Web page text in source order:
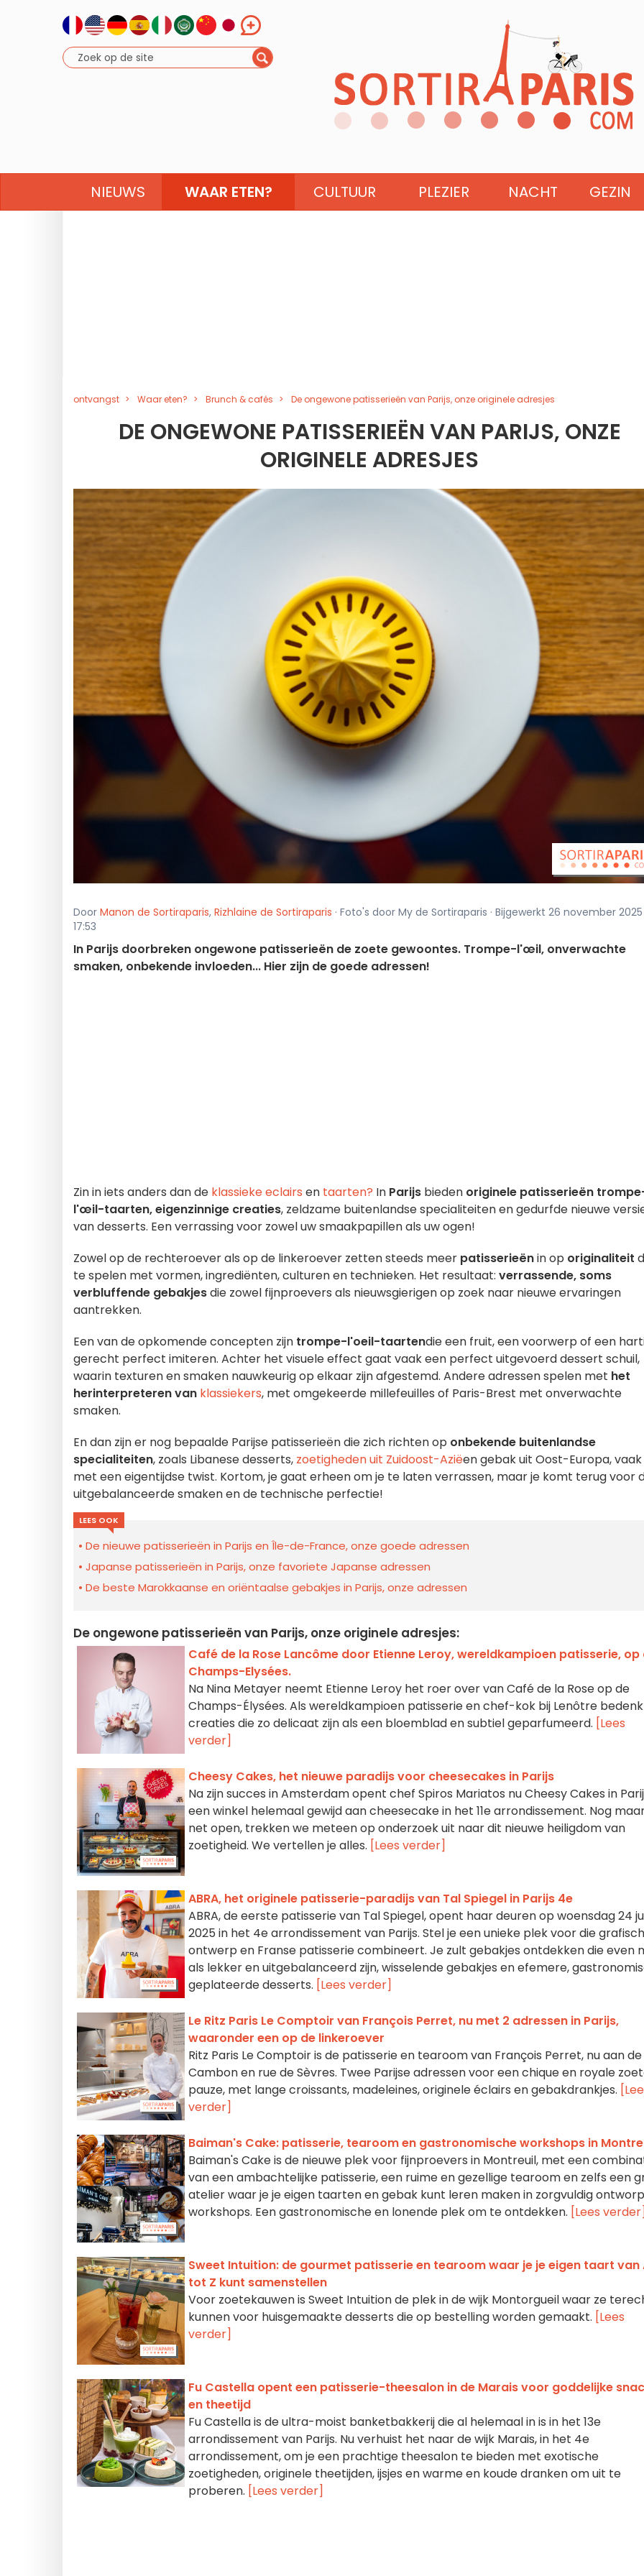
NIEUWS WAAR ETEN? CULTUUR PLEZIER NACHT GEZIN
ontvangst Waar eten? Brunch & cafés De ongewone patisserieën van Parijs, onze originele adresjes
DE ONGEWONE PATISSERIEËN VAN PARIJS, ONZE
ORIGINELE ADRESJES
Door Manon de Sortiraparis, Rizhlaine de Sortiraparis · Foto's door My de Sortiraparis · Bijgewerkt 26 november
17:53
In Parijs doorbreken ongewone patisserieën de zoete gewoontes. Trompe-l'œil, onverwachte
smaken, onbekende invloeden... Hier zijn de goede adressen!
Zin in iets anders dan de klassiekeeclairs en taarten? In Parijs bieden originele patisserieën
l'œil-taarten, eigenzinnige creaties, zeldzame buitenlandse specialiteiten en gedurfde nieuwe
van desserts. Een verrassing voor zowel uw smaakpapillen als uw ogen!
Zowel op de rechteroever als op de linkeroever zetten steeds meer patisserieënin op originaliteit
te spelen met vormen, ingrediënten, culturen en technieken. Het resultaat: verrassende, soms
verbluffende gebakjesdie zowel fijnproevers als nieuwsgierigen op zoek naar nieuwe ervaringen
aantrekken.
Een van de opkomende concepten zijn trompe-l'oeil-taartendie een fruit, een voorwerp of een
gerecht perfect imiteren. Achter het visuele effect gaat vaak een perfect uitgevoerd dessert schuil,
waarin texturen en smaken nauwkeurig op elkaar zijn afgestemd. Andere adressen spelen met het
herinterpreteren van klassiekers, met omgekeerde millefeuilles of Paris-Brest met onverwachte
smaken.
En dan zijn er nog bepaalde Parijse patisserieën die zich richten op onbekende buitenlandse
specialiteiten, zoals Libanese desserts, zoetigheden uit Zuidoost-Aziëen gebak uit Oost-Europa, vaak
met een eigentijdse twist. Kortom, je gaat erheen om je te laten verrassen, maar je komt terug voor
uitgebalanceerde smaken en de technische perfectie!
LEES OOK
De nieuwe patisserieën in Parijs en Île-de-France, onze goede adressen
Japanse patisserieën in Parijs, onze favoriete Japanse adressen
De beste Marokkaanse en oriëntaalse gebakjes in Parijs, onze adressen
De ongewone patisserieën van Parijs, onze originele adresjes:
Café de la Rose Lancôme door Etienne Leroy, wereldkampioen patisserie, op
Champs-Elysées.
Na Nina Metayer neemt Etienne Leroy het roer over van Café de la Rose op de
Champs-Élysées. Als wereldkampioen patisserie en chef-kok bij Lenôtre
creaties die zo delicaat zijn als een bloemblad en subtiel geparfumeerd. [Lees
verder]
Cheesy Cakes, het nieuwe paradijs voor cheesecakes in Parijs
Na zijn succes in Amsterdam opent chef Spiros Mariatos nu Cheesy Cakes in
een winkel helemaal gewijd aan cheesecake in het 11e arrondissement. Nog
net open, trekken we meteen op onderzoek uit naar dit nieuwe heiligdom van
zoetigheid. We vertellen je alles. [Lees verder]
ABRA, het originele patisserie-paradijs van Tal Spiegel in Parijs 4e
ABRA, de eerste patisserie van Tal Spiegel, opent haar deuren op woensdag 24
2025 in het 4e arrondissement van Parijs. Stel je een unieke plek voor die grafisch
ontwerp en Franse patisserie combineert. Je zult gebakjes ontdekken die even
als lekker en uitgebalanceerd zijn, wisselende gebakjes en efemere,
geplateerde desserts. [Lees verder]
Le Ritz Paris Le Comptoir van François Perret, nu met 2 adressen in Parijs,
waaronder een op de linkeroever
Ritz Paris Le Comptoir is de patisserie en tearoom van François Perret, nu aan
Cambon en rue de Sèvres. Twee Parijse adressen voor een chique en royale
pauze, met lange croissants, madeleines, originele éclairs en gebakdrankjes.
verder]
Baiman's Cake: patisserie, tearoom en gastronomische workshops in
Baiman's Cake is de nieuwe plek voor fijnproevers in Montreuil, met een
van een ambachtelijke patisserie, een ruime en gezellige tearoom en zelfs een
atelier waar je je eigen taarten en gebak kunt leren maken in zorgvuldig
workshops. Een gastronomische en lonende plek om te ontdekken. [Lees
Sweet Intuition: de gourmet patisserie en tearoom waar je je eigen taart van
tot Z kunt samenstellen
Voor zoetekauwen is Sweet Intuition de plek in de wijk Montorgueil waar ze
kunnen voor huisgemaakte desserts die op bestelling worden gemaakt. [Lees
verder]
Fu Castella opent een patisserie-theesalon in de Marais voor goddelijke
en theetijd
Fu Castella is de ultra-moist banketbakkerij die al helemaal in is in het 13e
arrondissement van Parijs. Nu verhuist het naar de wijk Marais, in het 4e
arrondissement, om je een prachtige theesalon te bieden met exotische
zoetigheden, originele theetijden, ijsjes en warme en koude dranken om uit te
proberen. [Lees verder]